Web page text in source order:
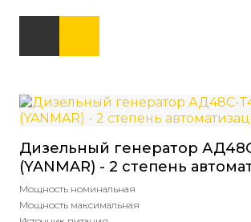
Дизельный генератор
(YANMAR) - 2 степень
Мощность номинальная
Мощность максимальная